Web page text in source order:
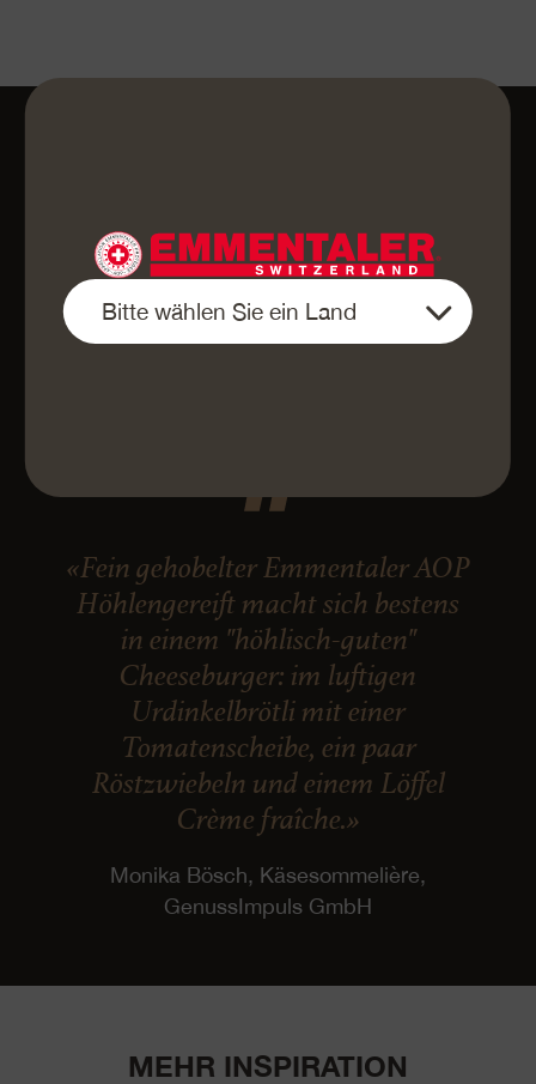
«Fein gehobelter Emmentaler AOP
Höhlengereift macht sich bestens
in einem "höhlisch-guten"
Cheeseburger: im luftigen
Urdinkelbrötli mit einer
Tomatenscheibe, ein paar
Röstzwiebeln und einem Löffel
Crème fraîche.»
Monika Bösch, Käsesommelière,
GenussImpuls GmbH
MEHR INSPIRATION